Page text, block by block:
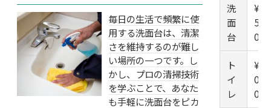
毎日の生活で頻繁に使
用する洗面台は、清潔
さを維持するのが難し
い場所の一つです。し
かし、プロの清掃技術
を学ぶことで、あなた
も手軽に洗面台をピカ
洗
面
台
¥6,
50
0
ト
イ
レ
¥6,
00
0